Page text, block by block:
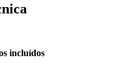
incluídos